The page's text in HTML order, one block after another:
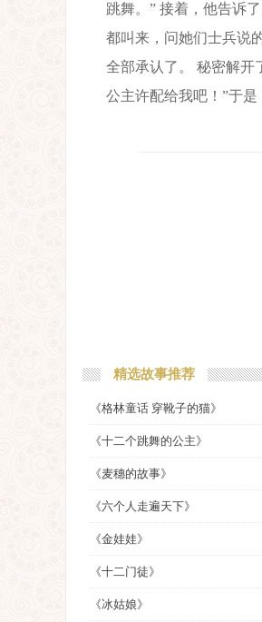
跳舞。” 接着，他告诉
都叫来，问她们士兵说
全部承认了。 秘密解开
公主许配给我吧！”于
精选故事推荐
《格林童话 穿靴子的猫》
《十二个跳舞的公主》
《麦穗的故事》
《六个人走遍天下》
《金娃娃》
《十二门徒》
《冰姑娘》